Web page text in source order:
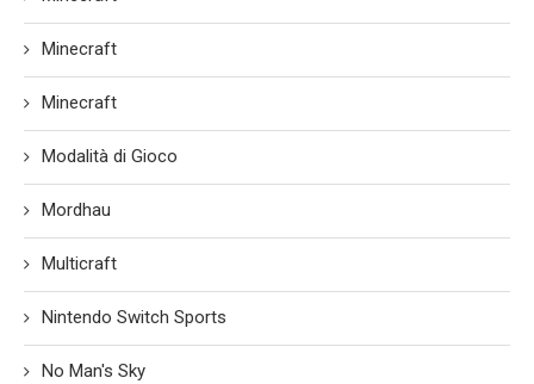
Minecraft
Minecraft
Modalità di Gioco
Mordhau
Multicraft
Nintendo Switch Sports
No Man's Sky